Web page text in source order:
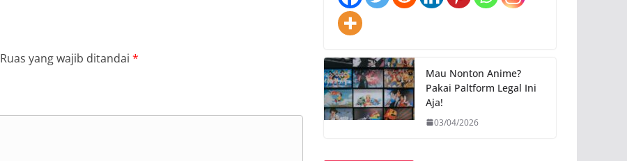
Ruas yang wajib ditandai *
Mau Nonton Anime?
Pakai Paltform Legal Ini
Aja!
03/04/2026